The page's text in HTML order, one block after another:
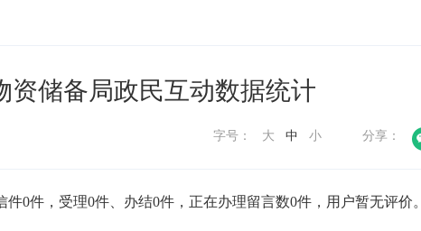
资储备局政民互动数据统计
分享：
字号： 大 中 小
0件，受理0件、办结0件，正在办理留言数0件，用户暂无评价。